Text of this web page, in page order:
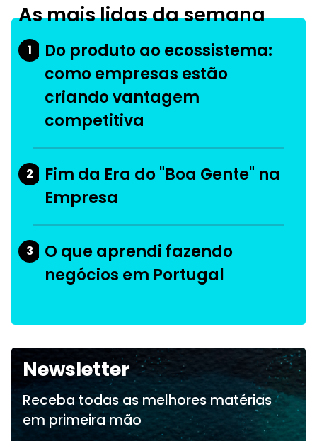
As mais lidas da semana
1
Do produto ao ecossistema:
como empresas estão
criando vantagem
competitiva
2
Fim da Era do "Boa Gente" na
Empresa
3
O que aprendi fazendo
negócios em Portugal
Newsletter
Receba todas as melhores matérias
em primeira mão